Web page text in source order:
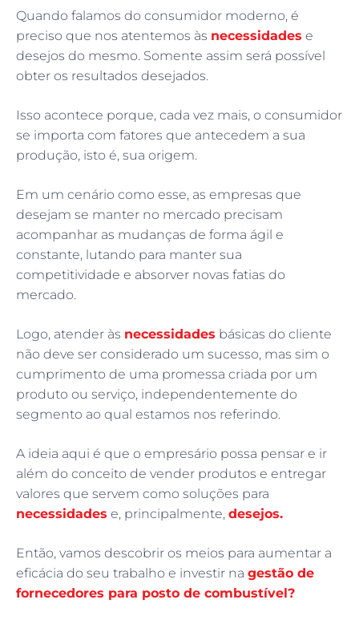
Quando falamos do consumidor moderno, é
preciso que nos atentemos às necessidades e
desejos do mesmo. Somente assim será possível
obter os resultados desejados.
Isso acontece porque, cada vez mais, o consumidor
se importa com fatores que antecedem a sua
produção, isto é, sua origem.
Em um cenário como esse, as empresas que
desejam se manter no mercado precisam
acompanhar as mudanças de forma ágil e
constante, lutando para manter sua
competitividade e absorver novas fatias do
mercado.
Logo, atender às necessidades básicas do cliente
não deve ser considerado um sucesso, mas sim o
cumprimento de uma promessa criada por um
produto ou serviço, independentemente do
segmento ao qual estamos nos referindo.
A ideia aqui é que o empresário possa pensar e ir
além do conceito de vender produtos e entregar
valores que servem como soluções para
necessidades e, principalmente, desejos.
Então, vamos descobrir os meios para aumentar a
eficácia do seu trabalho e investir na gestão de
fornecedores para posto de combustível?